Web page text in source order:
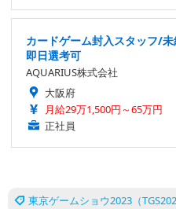
カードゲーム封入スタッフ/
即日選考可
AQUARIUS株式会社
大阪府
月給29万1,500円～65万円
正社員
東京ゲームショウ2023（